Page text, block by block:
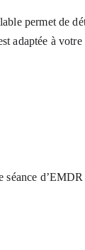
permet de
adaptée à
séance